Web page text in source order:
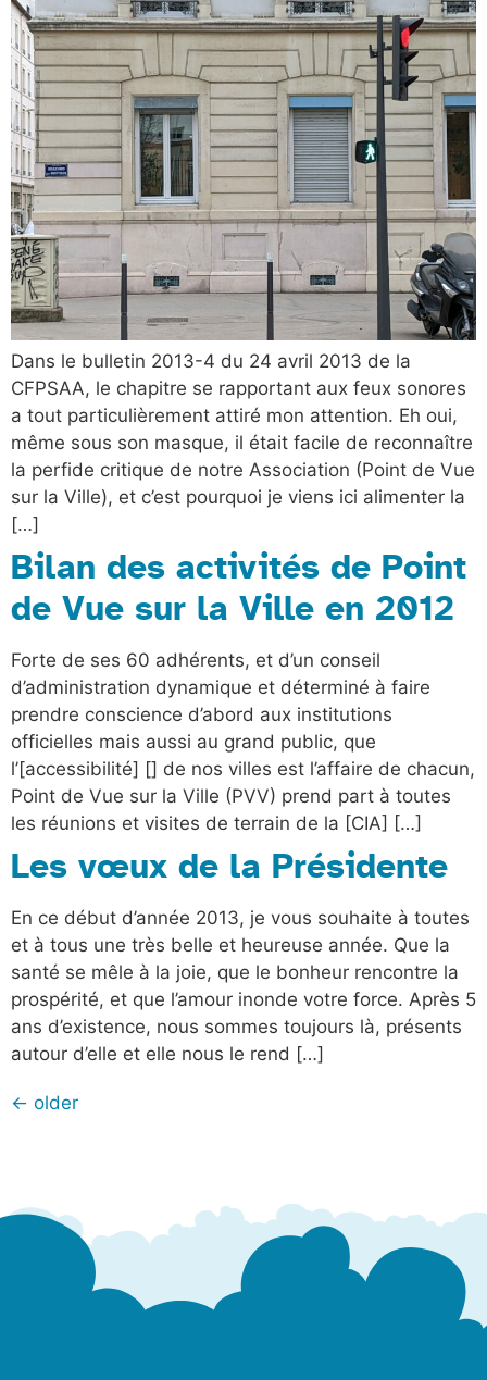
Dans le bulletin 2013-4 du 24 avril 2013 de la
CFPSAA, le chapitre se rapportant aux feux sonores
a tout particulièrement attiré mon attention. Eh oui,
même sous son masque, il était facile de reconnaître
la perfide critique de notre Association (Point de Vue
sur la Ville), et c’est pourquoi je viens ici alimenter la
[…]
Bilan des activités de Point
de Vue sur la Ville en 2012
Forte de ses 60 adhérents, et d’un conseil
d’administration dynamique et déterminé à faire
prendre conscience d’abord aux institutions
officielles mais aussi au grand public, que
l’[accessibilité] [] de nos villes est l’affaire de chacun,
Point de Vue sur la Ville (PVV) prend part à toutes
les réunions et visites de terrain de la [CIA] […]
Les vœux de la Présidente
En ce début d’année 2013, je vous souhaite à toutes
et à tous une très belle et heureuse année. Que la
santé se mêle à la joie, que le bonheur rencontre la
prospérité, et que l’amour inonde votre force. Après 5
ans d’existence, nous sommes toujours là, présents
autour d’elle et elle nous le rend […]
← older